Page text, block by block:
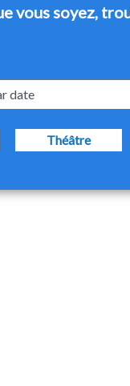
vous soyez,
date
Théâtre